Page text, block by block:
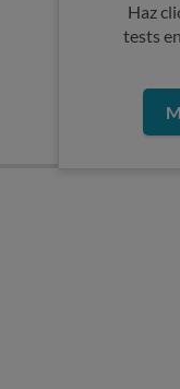
Haz
tests